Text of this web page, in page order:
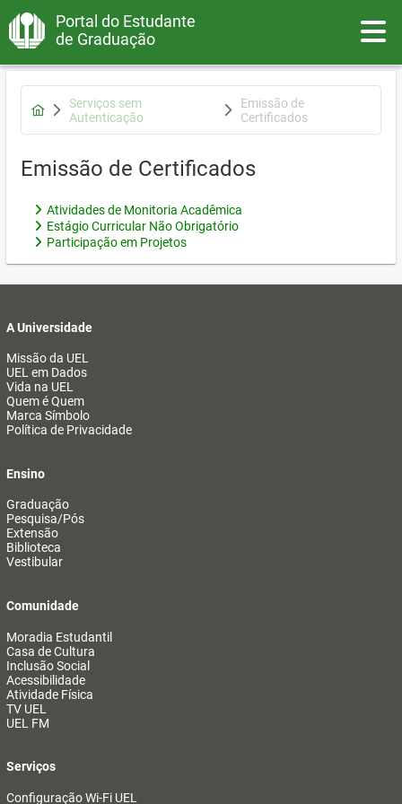
Portal do Estudante
de Graduação
Serviços sem
Autenticação
Emissão de
Certificados
Emissão de Certificados
Atividades de Monitoria Acadêmica
Estágio Curricular Não Obrigatório
Participação em Projetos
A Universidade
Missão da UEL
UEL em Dados
Vida na UEL
Quem é Quem
Marca Símbolo
Política de Privacidade
Ensino
Graduação
Pesquisa/Pós
Extensão
Biblioteca
Vestibular
Comunidade
Moradia Estudantil
Casa de Cultura
Inclusão Social
Acessibilidade
Atividade Física
TV UEL
UEL FM
Serviços
Configuração Wi-Fi UEL